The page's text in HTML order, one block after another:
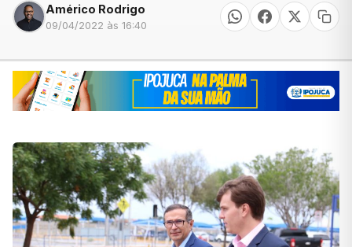
Américo Rodrigo
09/04/2022 às 16:40